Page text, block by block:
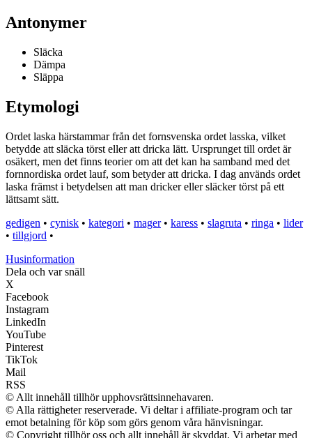
Antonymer
Släcka
Dämpa
Släppa
Etymologi
Ordet laska härstammar från det fornsvenska ordet lasska, vilket
betydde att släcka törst eller att dricka lätt. Ursprunget till ordet är
osäkert, men det finns teorier om att det kan ha samband med det
fornnordiska ordet lauf, som betyder att dricka. I dag används ordet
laska främst i betydelsen att man dricker eller släcker törst på ett
lättsamt sätt.
gedigen • cynisk • kategori • mager• karess • slagruta • ringa • lider
• tillgjord •
Husinformation
Dela och var snäll
X
Facebook
Instagram
LinkedIn
YouTube
Pinterest
TikTok
Mail
RSS
© Allt innehåll tillhör upphovsrättsinnehavaren.
© Alla rättigheter reserverade. Vi deltar i affiliate-program och tar
emot betalning för köp som görs genom våra hänvisningar.
© Copyright tillhör oss och allt innehåll är skyddat. Vi arbetar med